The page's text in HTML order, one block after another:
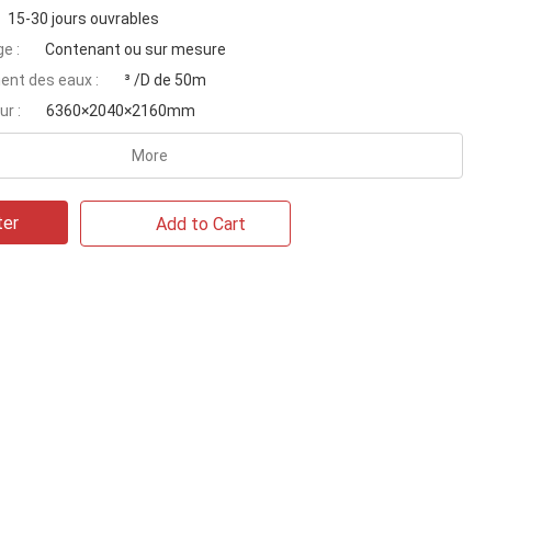
15-30 jours ouvrables
:
Contenant ou sur mesure
des eaux :
³ /D de 50m
:
6360×2040×2160mm
More
Add to Cart